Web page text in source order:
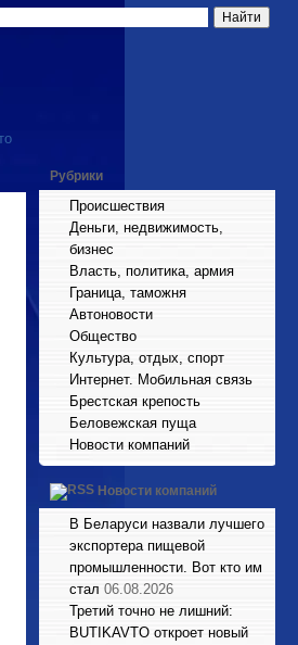
Рубрики
Происшествия
Деньги, недвижимость,
бизнес
Власть, политика, армия
Граница, таможня
Автоновости
Общество
Культура, отдых, спорт
Интернет. Мобильная связь
Брестская крепость
Беловежская пуща
Новости компаний
Новости компаний
В Беларуси назвали лучшего
экспортера пищевой
промышленности. Вот кто им
стал 06.08.2026
Третий точно не лишний:
BUTIKAVTO откроет новый